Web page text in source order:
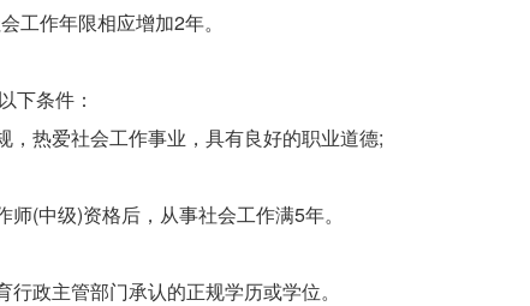
工作年限相应增加2年。
下条件：
热爱社会工作事业，具有良好的职业道德;
(中级)资格后，从事社会工作满5年。
政主管部门承认的正规学历或学位。